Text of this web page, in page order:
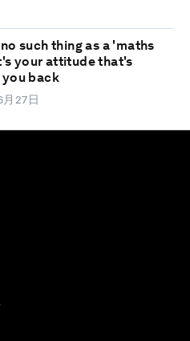
such thing as a 'maths
your attitude that's
you back
27日